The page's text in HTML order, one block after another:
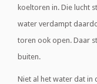
koeltoren in. Die lucht
water verdampt
toren ook open. Daar
buiten.
Niet al het water dat in